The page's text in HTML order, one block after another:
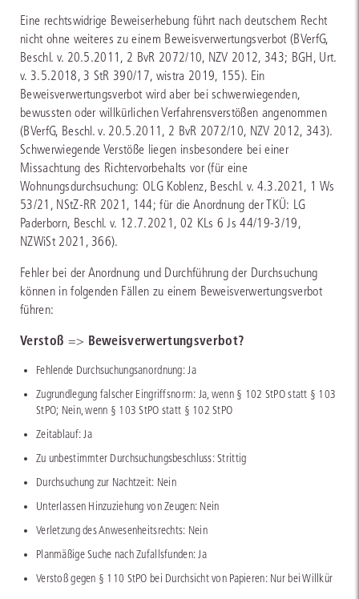
Eine rechtswidrige Beweiserhebung führt nach deutschem Recht
nicht ohne weiteres zu einem Beweisverwertungsverbot (BVerfG,
Beschl. v. 20.5.2011, 2 BvR 2072/10, NZV 2012, 343; BGH, Urt.
v. 3.5.2018, 3 StR 390/17, wistra 2019, 155). Ein
Beweisverwertungsverbot wird aber bei schwerwiegenden,
bewussten oder willkürlichen Verfahrensverstößen angenommen
(BVerfG, Beschl. v. 20.5.2011, 2 BvR 2072/10, NZV 2012, 343).
Schwerwiegende Verstöße liegen insbesondere bei einer
Missachtung des Richtervorbehalts vor (für eine
Wohnungsdurchsuchung: OLG Koblenz, Beschl. v. 4.3.2021, 1 Ws
53/21, NStZ-RR 2021, 144; für die Anordnung der TKÜ: LG
Paderborn, Beschl. v. 12.7.2021, 02 KLs 6 Js 44/19-3/19,
NZWiSt 2021, 366).
Fehler bei der Anordnung und Durchführung der Durchsuchung
können in folgenden Fällen zu einem Beweisverwertungsverbot
führen:
Verstoß => Beweisverwertungsverbot?
Fehlende Durchsuchungsanordnung: Ja
Zugrundlegung falscher Eingriffsnorm: Ja, wenn § 102 StPO statt § 103
StPO; Nein, wenn § 103 StPO statt § 102 StPO
Zeitablauf: Ja
Zu unbestimmter Durchsuchungsbeschluss: Strittig
Durchsuchung zur Nachtzeit: Nein
Unterlassen Hinzuziehung von Zeugen: Nein
Verletzung des Anwesenheitsrechts: Nein
Planmäßige Suche nach Zufallsfunden: Ja
Verstoß gegen § 110 StPO bei Durchsicht von Papieren: Nur bei Willkür